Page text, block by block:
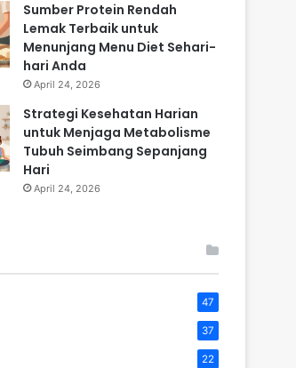
Sumber Protein Rendah
Lemak Terbaik untuk
Menunjang Menu Diet Sehari-
hari Anda
April 24, 2026
Strategi Kesehatan Harian
untuk Menjaga Metabolisme
Tubuh Seimbang Sepanjang
Hari
April 24, 2026
47
37
22